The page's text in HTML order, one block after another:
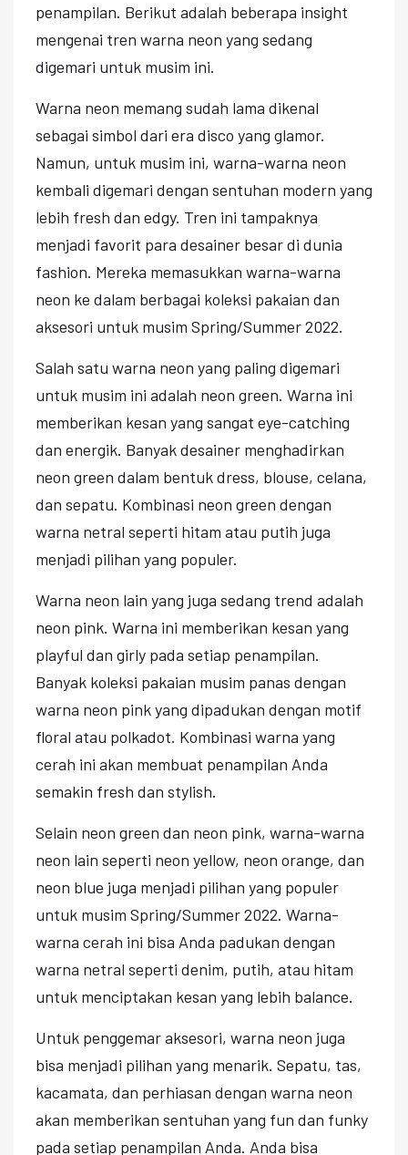
penampilan. Berikut adalah beberapa insight
mengenai tren warna neon yang sedang
digemari untuk musim ini.
Warna neon memang sudah lama dikenal
sebagai simbol dari era disco yang glamor.
Namun, untuk musim ini, warna-warna neon
kembali digemari dengan sentuhan modern yang
lebih fresh dan edgy. Tren ini tampaknya
menjadi favorit para desainer besar di dunia
fashion. Mereka memasukkan warna-warna
neon ke dalam berbagai koleksi pakaian dan
aksesori untuk musim Spring/Summer 2022.
Salah satu warna neon yang paling digemari
untuk musim ini adalah neon green. Warna ini
memberikan kesan yang sangat eye-catching
dan energik. Banyak desainer menghadirkan
neon green dalam bentuk dress, blouse, celana,
dan sepatu. Kombinasi neon green dengan
warna netral seperti hitam atau putih juga
menjadi pilihan yang populer.
Warna neon lain yang juga sedang trend adalah
neon pink. Warna ini memberikan kesan yang
playful dan girly pada setiap penampilan.
Banyak koleksi pakaian musim panas dengan
warna neon pink yang dipadukan dengan motif
floral atau polkadot. Kombinasi warna yang
cerah ini akan membuat penampilan Anda
semakin fresh dan stylish.
Selain neon green dan neon pink, warna-warna
neon lain seperti neon yellow, neon orange, dan
neon blue juga menjadi pilihan yang populer
untuk musim Spring/Summer 2022. Warna-
warna cerah ini bisa Anda padukan dengan
warna netral seperti denim, putih, atau hitam
untuk menciptakan kesan yang lebih balance.
Untuk penggemar aksesori, warna neon juga
bisa menjadi pilihan yang menarik. Sepatu, tas,
kacamata, dan perhiasan dengan warna neon
akan memberikan sentuhan yang fun dan funky
pada setiap penampilan Anda. Anda bisa